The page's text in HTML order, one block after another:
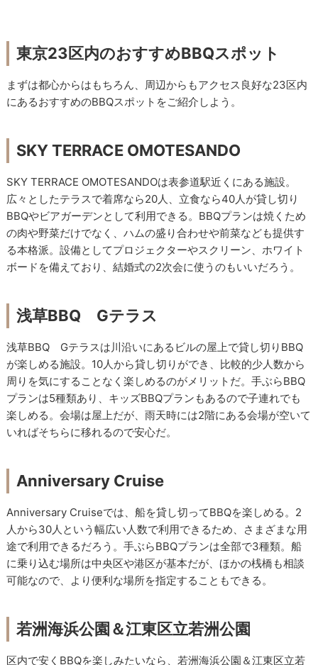
東京23区内のおすすめBBQスポット
まずは都心からはもちろん、周辺からもアクセス良好な23区内
にあるおすすめのBBQスポットをご紹介しよう。
SKY TERRACE OMOTESANDO
SKY TERRACE OMOTESANDOは表参道駅近くにある施設。
広々としたテラスで着席なら20人、立食なら40人が貸し切り
BBQやビアガーデンとして利用できる。BBQプランは焼くため
の肉や野菜だけでなく、ハムの盛り合わせや前菜なども提供す
る本格派。設備としてプロジェクターやスクリーン、ホワイト
ボードを備えており、結婚式の2次会に使うのもいいだろう。
浅草BBQ Gテラス
浅草BBQ Gテラスは川沿いにあるビルの屋上で貸し切りBBQ
が楽しめる施設。10人から貸し切りができ、比較的少人数から
周りを気にすることなく楽しめるのがメリットだ。手ぶらBBQ
プランは5種類あり、キッズBBQプランもあるので子連れでも
楽しめる。会場は屋上だが、雨天時には2階にある会場が空いて
いればそちらに移れるので安心だ。
Anniversary Cruise
Anniversary Cruiseでは、船を貸し切ってBBQを楽しめる。2
人から30人という幅広い人数で利用できるため、さまざまな用
途で利用できるだろう。手ぶらBBQプランは全部で3種類。船
に乗り込む場所は中央区や港区が基本だが、ほかの桟橋も相談
可能なので、より便利な場所を指定することもできる。
若洲海浜公園＆江東区立若洲公園
区内で安くBBQを楽しみたいなら、若洲海浜公園＆江東区立若